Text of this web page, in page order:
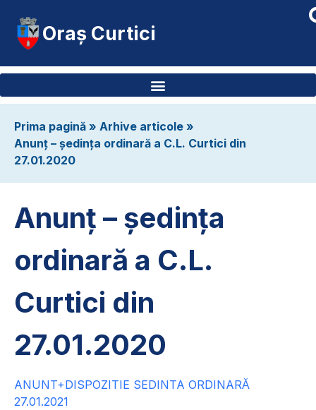
Oraș Curtici
Prima pagină » Arhive articole »
Anunț – ședința ordinară a C.L. Curtici din
27.01.2020
Anunț – ședința
ordinară a C.L.
Curtici din
27.01.2020
ANUNT+DISPOZITIE SEDINTA ORDINARĂ
27.01.2021